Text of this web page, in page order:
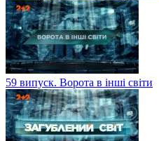
59 випуск. Ворота в інші світи